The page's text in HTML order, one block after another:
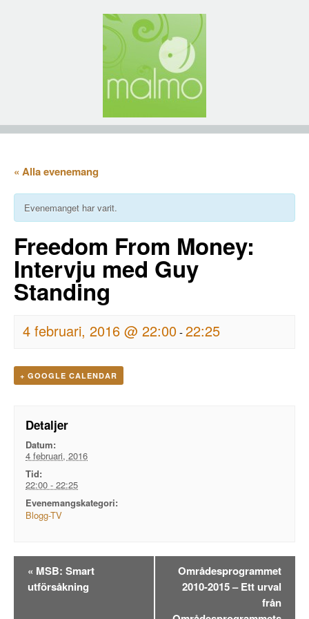
« Alla evenemang
Evenemanget har varit.
Freedom From Money:
Intervju med Guy
Standing
4 februari, 2016 @ 22:00-22:25
+ GOOGLE CALENDAR
Detaljer
Datum:
4 februari, 2016
Tid:
22:00 - 22:25
Evenemangskategori:
Blogg-TV
Evenemangsnavigation
« MSB: Smart
utförsåkning
Områdesprogrammet
2010-2015 – Ett urval
från